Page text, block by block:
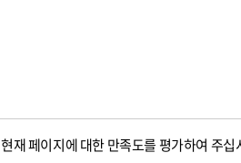
현재 페이지에 대한 만족도를 평가하여 주십